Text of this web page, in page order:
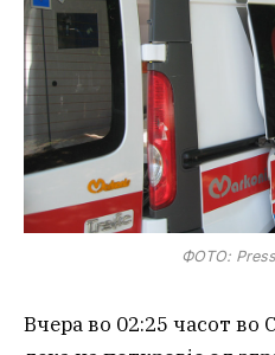
ФОТО:
Вчера во 02:25 часот во